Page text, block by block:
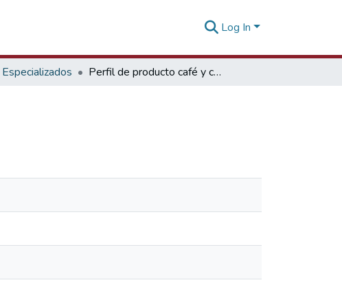
Log In
Perfil de producto café y cacao Portugal